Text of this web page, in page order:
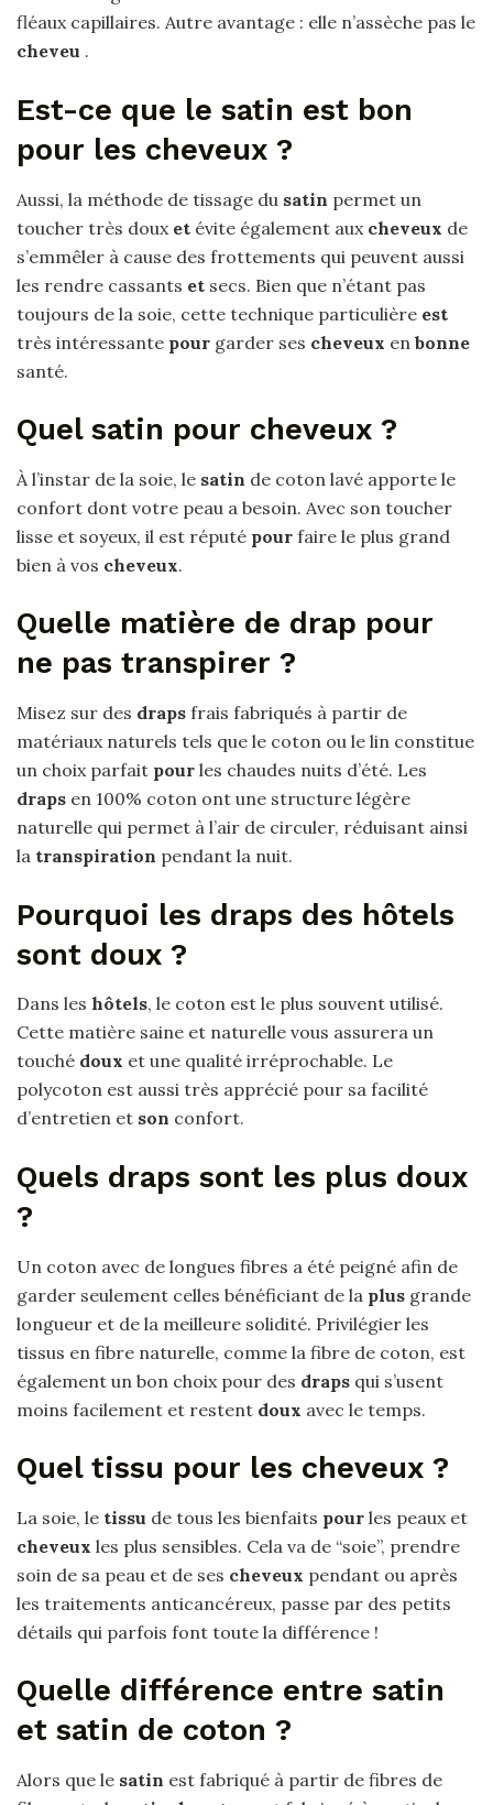
fléaux capillaires. Autre avantage : elle n’assèche pas le
cheveu .
Est-ce que le satin est bon
pour les cheveux ?
Aussi, la méthode de tissage du satin permet un
toucher très doux et évite également aux cheveux de
s’emmêler à cause des frottements qui peuvent aussi
les rendre cassants et secs. Bien que n’étant pas
toujours de la soie, cette technique particulière est
très intéressante pour garder ses cheveux en bonne
santé.
Quel satin pour cheveux ?
À l’instar de la soie, le satin de coton lavé apporte le
confort dont votre peau a besoin. Avec son toucher
lisse et soyeux, il est réputé pour faire le plus grand
bien à vos cheveux.
Quelle matière de drap pour
ne pas transpirer ?
Misez sur des draps frais fabriqués à partir de
matériaux naturels tels que le coton ou le lin constitue
un choix parfait pour les chaudes nuits d’été. Les
draps en 100% coton ont une structure légère
naturelle qui permet à l’air de circuler, réduisant ainsi
la transpiration pendant la nuit.
Pourquoi les draps des hôtels
sont doux ?
Dans les hôtels, le coton est le plus souvent utilisé.
Cette matière saine et naturelle vous assurera un
touché doux et une qualité irréprochable. Le
polycoton est aussi très apprécié pour sa facilité
d’entretien et son confort.
Quels draps sont les plus doux
?
Un coton avec de longues fibres a été peigné afin de
garder seulement celles bénéficiant de la plus grande
longueur et de la meilleure solidité. Privilégier les
tissus en fibre naturelle, comme la fibre de coton, est
également un bon choix pour des draps qui s’usent
moins facilement et restent doux avec le temps.
Quel tissu pour les cheveux ?
La soie, le tissu de tous les bienfaits pour les peaux et
cheveux les plus sensibles. Cela va de “soie”, prendre
soin de sa peau et de ses cheveux pendant ou après
les traitements anticancéreux, passe par des petits
détails qui parfois font toute la différence !
Quelle différence entre satin
et satin de coton ?
Alors que le satin est fabriqué à partir de fibres de